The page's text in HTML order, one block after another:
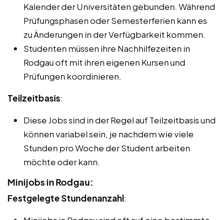
Kalender der Universitäten gebunden. Während
Prüfungsphasen oder Semesterferien kann es
zu Änderungen in der Verfügbarkeit kommen.
Studenten müssen ihre Nachhilfezeiten in
Rodgau oft mit ihren eigenen Kursen und
Prüfungen koordinieren.
Teilzeitbasis:
Diese Jobs sind in der Regel auf Teilzeitbasis und
können variabel sein, je nachdem wie viele
Stunden pro Woche der Student arbeiten
möchte oder kann.
Minijobs in Rodgau:
Festgelegte Stundenanzahl: